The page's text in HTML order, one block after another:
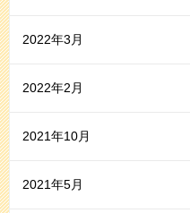
2022年3月
2022年2月
2021年10月
2021年5月